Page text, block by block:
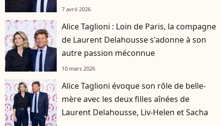
7 avril 2026
Alice Taglioni : Loin de Paris, la compagne
de Laurent Delahousse s'adonne à son
autre passion méconnue
10 mars 2026
Alice Taglioni évoque son rôle de belle-
mère avec les deux filles aînées de
Laurent Delahousse, Liv-Helen et Sacha